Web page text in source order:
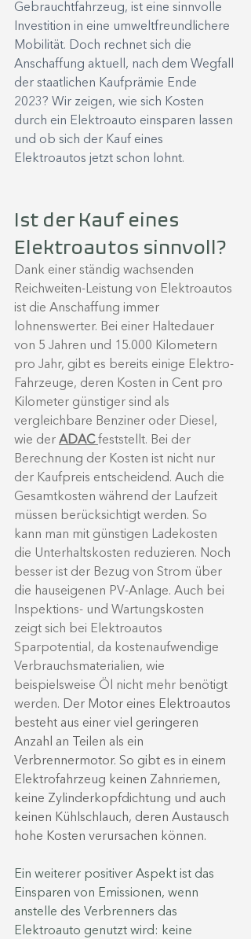
Gebrauchtfahrzeug, ist eine sinnvolle
Investition in eine umweltfreundlichere
Mobilität. Doch rechnet sich die
Anschaffung aktuell, nach dem Wegfall
der staatlichen Kaufprämie Ende
2023? Wir zeigen, wie sich Kosten
durch ein Elektroauto einsparen lassen
und ob sich der Kauf eines
Elektroautos jetzt schon lohnt.
Ist der Kauf eines
Elektroautos sinnvoll?
Dank einer ständig wachsenden
Reichweiten-Leistung von Elektroautos
ist die Anschaffung immer
lohnenswerter. Bei einer Haltedauer
von 5 Jahren und 15.000 Kilometern
pro Jahr, gibt es bereits einige Elektro-
Fahrzeuge, deren Kosten in Cent pro
Kilometer günstiger sind als
vergleichbare Benziner oder Diesel,
wie der ADAC feststellt. Bei der
Berechnung der Kosten ist nicht nur
der Kaufpreis entscheidend. Auch die
Gesamtkosten während der Laufzeit
müssen berücksichtigt werden. So
kann man mit günstigen Ladekosten
die Unterhaltskosten reduzieren. Noch
besser ist der Bezug von Strom über
die hauseigenen PV-Anlage. Auch bei
Inspektions- und Wartungskosten
zeigt sich bei Elektroautos
Sparpotential, da kostenaufwendige
Verbrauchsmaterialien, wie
beispielsweise Öl nicht mehr benötigt
werden. Der Motor eines Elektroautos
besteht aus einer viel geringeren
Anzahl an Teilen als ein
Verbrennermotor. So gibt es in einem
Elektrofahrzeug keinen Zahnriemen,
keine Zylinderkopfdichtung und auch
keinen Kühlschlauch, deren Austausch
hohe Kosten verursachen können.
Ein weiterer positiver Aspekt ist das
Einsparen von Emissionen, wenn
anstelle des Verbrenners das
Elektroauto genutzt wird: keine